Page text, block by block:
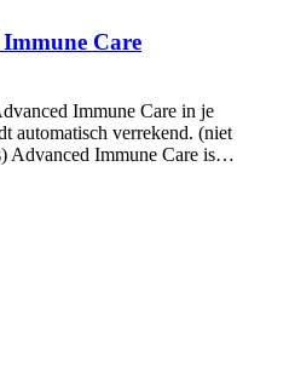
Care
Immune Care in je
automatisch verrekend. (niet
Advanced Immune Care is…